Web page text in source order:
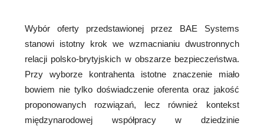
Wybór oferty przedstawionej przez BAE Systems
stanowi istotny krok we wzmacnianiu dwustronnych
relacji polsko-brytyjskich w obszarze bezpieczeństwa.
Przy wyborze kontrahenta istotne znaczenie miało
bowiem nie tylko doświadczenie oferenta oraz jakość
proponowanych rozwiązań, lecz również kontekst
międzynarodowej współpracy w dziedzinie